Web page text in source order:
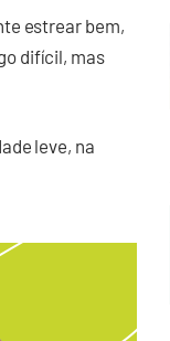
estrear bem,
difícil, mas
leve, na